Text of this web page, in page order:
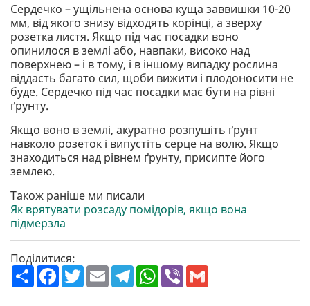
Сердечко – ущільнена основа куща заввишки 10-20
мм, від якого знизу відходять корінці, а зверху
розетка листя. Якщо під час посадки воно
опинилося в землі або, навпаки, високо над
поверхнею – і в тому, і в іншому випадку рослина
віддасть багато сил, щоби вижити і плодоносити не
буде. Сердечко під час посадки має бути на рівні
ґрунту.
Якщо воно в землі, акуратно розпушіть ґрунт
навколо розеток і випустіть серце на волю. Якщо
знаходиться над рівнем ґрунту, присипте його
землею.
Також раніше ми писали
Як врятувати розсаду помідорів, якщо вона
підмерзла
Поділитися:
П
о
F
a
T
w
E
m
T
e
W
h
V